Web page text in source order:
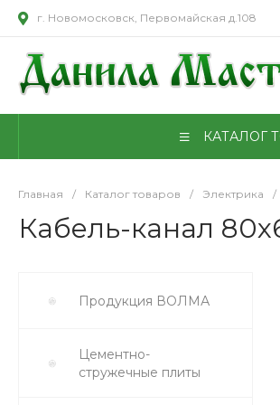
г. Новомосковск, Первомайская д.108
КАТАЛОГ
Главная / Каталог товаров / Электрика /
Кабель-канал
Продукция ВОЛМА
Цементно-
стружечные плиты